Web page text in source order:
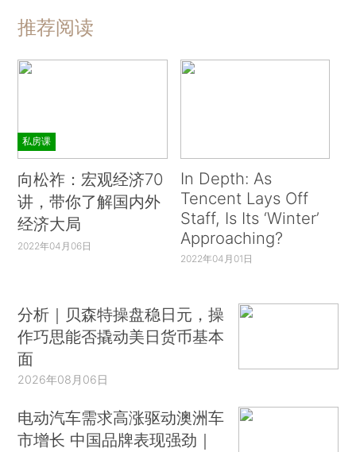
推荐阅读
私房课
向松祚：宏观经济70
讲，带你了解国内外
经济大局
2022年04月06日
In Depth: As
Tencent Lays Off
Staff, Is Its ‘Winter’
Approaching?
2022年04月01日
分析｜贝森特操盘稳日元，操
作巧思能否撬动美日货币基本
面
2026年08月06日
电动汽车需求高涨驱动澳洲车
市增长 中国品牌表现强劲｜